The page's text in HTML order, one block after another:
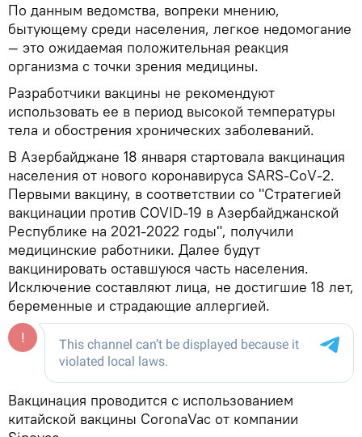
По данным ведомства, вопреки мнению,
бытующему среди населения, легкое недомогание
— это ожидаемая положительная реакция
организма с точки зрения медицины.
Разработчики вакцины не рекомендуют
использовать ее в период высокой температуры
тела и обострения хронических заболеваний.
В Азербайджане 18 января стартовала вакцинация
населения от нового коронавируса SARS-CoV-2.
Первыми вакцину, в соответствии со "Стратегией
вакцинации против COVID-19 в Азербайджанской
Республике на 2021-2022 годы", получили
медицинские работники. Далее будут
вакцинировать оставшуюся часть населения.
Исключение составляют лица, не достигшие 18 лет,
беременные и страдающие аллергией.
Вакцинация проводится с использованием
китайской вакцины CoronaVac от компании